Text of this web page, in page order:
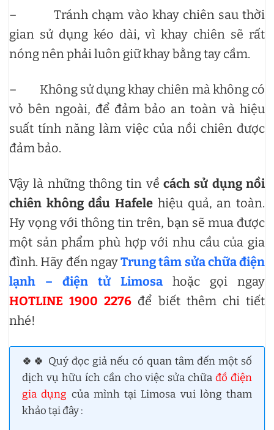
– Tránh chạm vào khay chiên sau thời
gian sử dụng kéo dài, vì khay chiên sẽ rất
nóng nên phải luôn giữ khay bằng tay cầm.
– Không sử dụng khay chiên mà không có
vỏ bên ngoài, để đảm bảo an toàn và hiệu
suất tính năng làm việc của nồi chiên được
đảm bảo.
Vậy là những thông tin về cách sử dụng nồi
chiên không dầu Hafele hiệu quả, an toàn.
Hy vọng với thông tin trên, bạn sẽ mua được
một sản phẩm phù hợp với nhu cầu của gia
đình. Hãy đến ngayTrung tâm sửa chữa điện
lạnh – điện tử Limosa hoặc gọi ngay
HOTLINE 1900 2276 để biết thêm chi tiết
nhé!
🍀🍀 Quý đọc giả nếu có quan tâm đến một số
dịch vụ hữu ích cần cho việc sửa chữađồ điện
gia dụng của mình tại Limosa vui lòng tham
khảo tại đây :